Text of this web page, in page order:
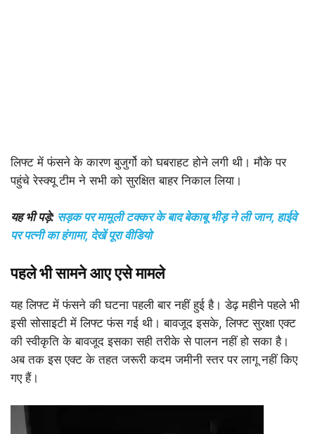
लिफ्ट में फंसने के कारण बुजुर्गो को घबराहट होने लगी थी। मौके पर
पहुंचे रेस्क्यू टीम ने सभी को सुरक्षित बाहर निकाल लिया।
यह भी पड़े: सड़क पर मामूली टक्कर के बाद बेकाबू भीड़ ने ली जान, हाईवे
पर पत्नी का हंगामा, देखें पूरा वीडियो
पहले भी सामने आए एसे मामले
यह लिफ्ट में फंसने की घटना पहली बार नहीं हुई है। डेढ़ महीने पहले भी
इसी सोसाइटी में लिफ्ट फंस गई थी। बावजूद इसके, लिफ्ट सुरक्षा एक्ट
की स्वीकृति के बावजूद इसका सही तरीके से पालन नहीं हो सका है।
अब तक इस एक्ट के तहत जरूरी कदम जमीनी स्तर पर लागू नहीं किए
गए हैं।